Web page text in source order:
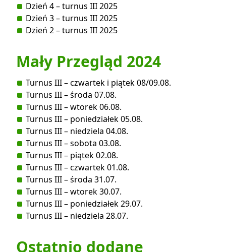
Dzień 4 – turnus III 2025
Dzień 3 – turnus III 2025
Dzień 2 – turnus III 2025
Mały Przegląd 2024
Turnus III – czwartek i piątek 08/09.08.
Turnus III – środa 07.08.
Turnus III – wtorek 06.08.
Turnus III – poniedziałek 05.08.
Turnus III – niedziela 04.08.
Turnus III – sobota 03.08.
Turnus III – piątek 02.08.
Turnus III – czwartek 01.08.
Turnus III – środa 31.07.
Turnus III – wtorek 30.07.
Turnus III – poniedziałek 29.07.
Turnus III – niedziela 28.07.
Ostatnio dodane